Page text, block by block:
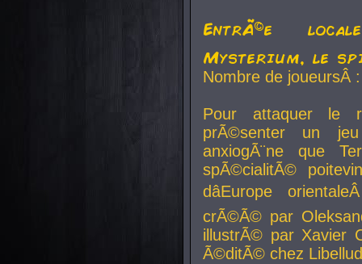
EntrÃ©e
Mysterium, le
Nombre de
Pour attaquer le
prÃ©senter un
anxiogÃ¨ne que
spÃ©cialitÃ©
dâEurope
crÃ©Ã© par
illustrÃ© par Xavier
Ã©ditÃ© chez